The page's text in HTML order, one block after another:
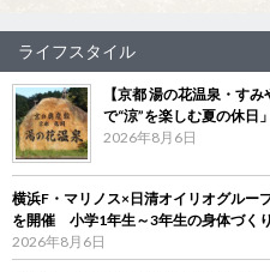
ライフスタイル
【京都 湯の花温泉・す
で“涼”を楽しむ夏の休日
2026年8月6日
横浜F・マリノス×日清オイリオグルー
を開催 小学1年生～3年生の身体づく
2026年8月6日